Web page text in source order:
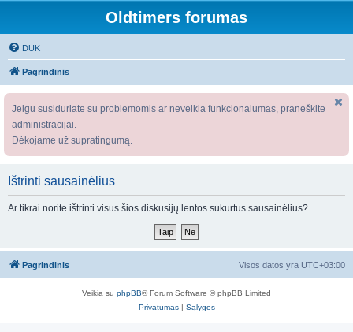
Oldtimers forumas
DUK
Pagrindinis
Jeigu susiduriate su problemomis ar neveikia funkcionalumas, praneškite
administracijai.
Dėkojame už supratingumą.
Ištrinti sausainėlius
Ar tikrai norite ištrinti visus šios diskusijų lentos sukurtus sausainėlius?
Pagrindinis Visos datos yra UTC+03:00
Veikia su phpBB® Forum Software © phpBB Limited
Privatumas| Sąlygos